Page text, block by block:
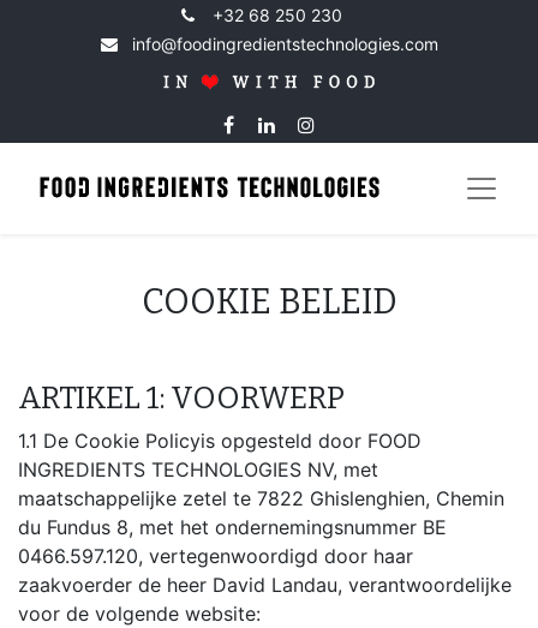
+32 68 250 230
info@foodingredientstechnologies.com
COOKIE BELEID
ARTIKEL 1: VOORWERP
1.1 De Cookie Policyis opgesteld door FOOD
INGREDIENTS TECHNOLOGIES NV, met
maatschappelijke zetel te 7822 Ghislenghien, Chemin
du Fundus 8, met het ondernemingsnummer BE
0466.597.120, vertegenwoordigd door haar
zaakvoerder de heer David Landau, verantwoordelijke
voor de volgende website: